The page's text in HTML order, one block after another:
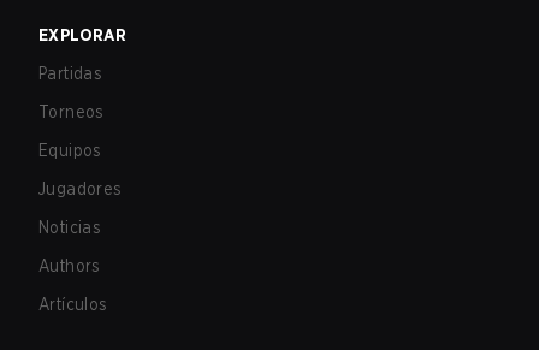
EXPLORAR
Partidas
Torneos
Equipos
Jugadores
Noticias
Authors
Artículos